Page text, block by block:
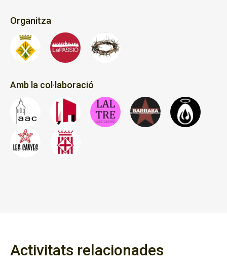
Organitza
Amb la col·laboració
Activitats relacionades